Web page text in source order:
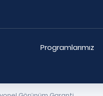
Programlarımız